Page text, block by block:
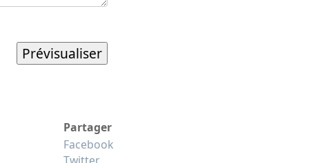
Partager
Facebook